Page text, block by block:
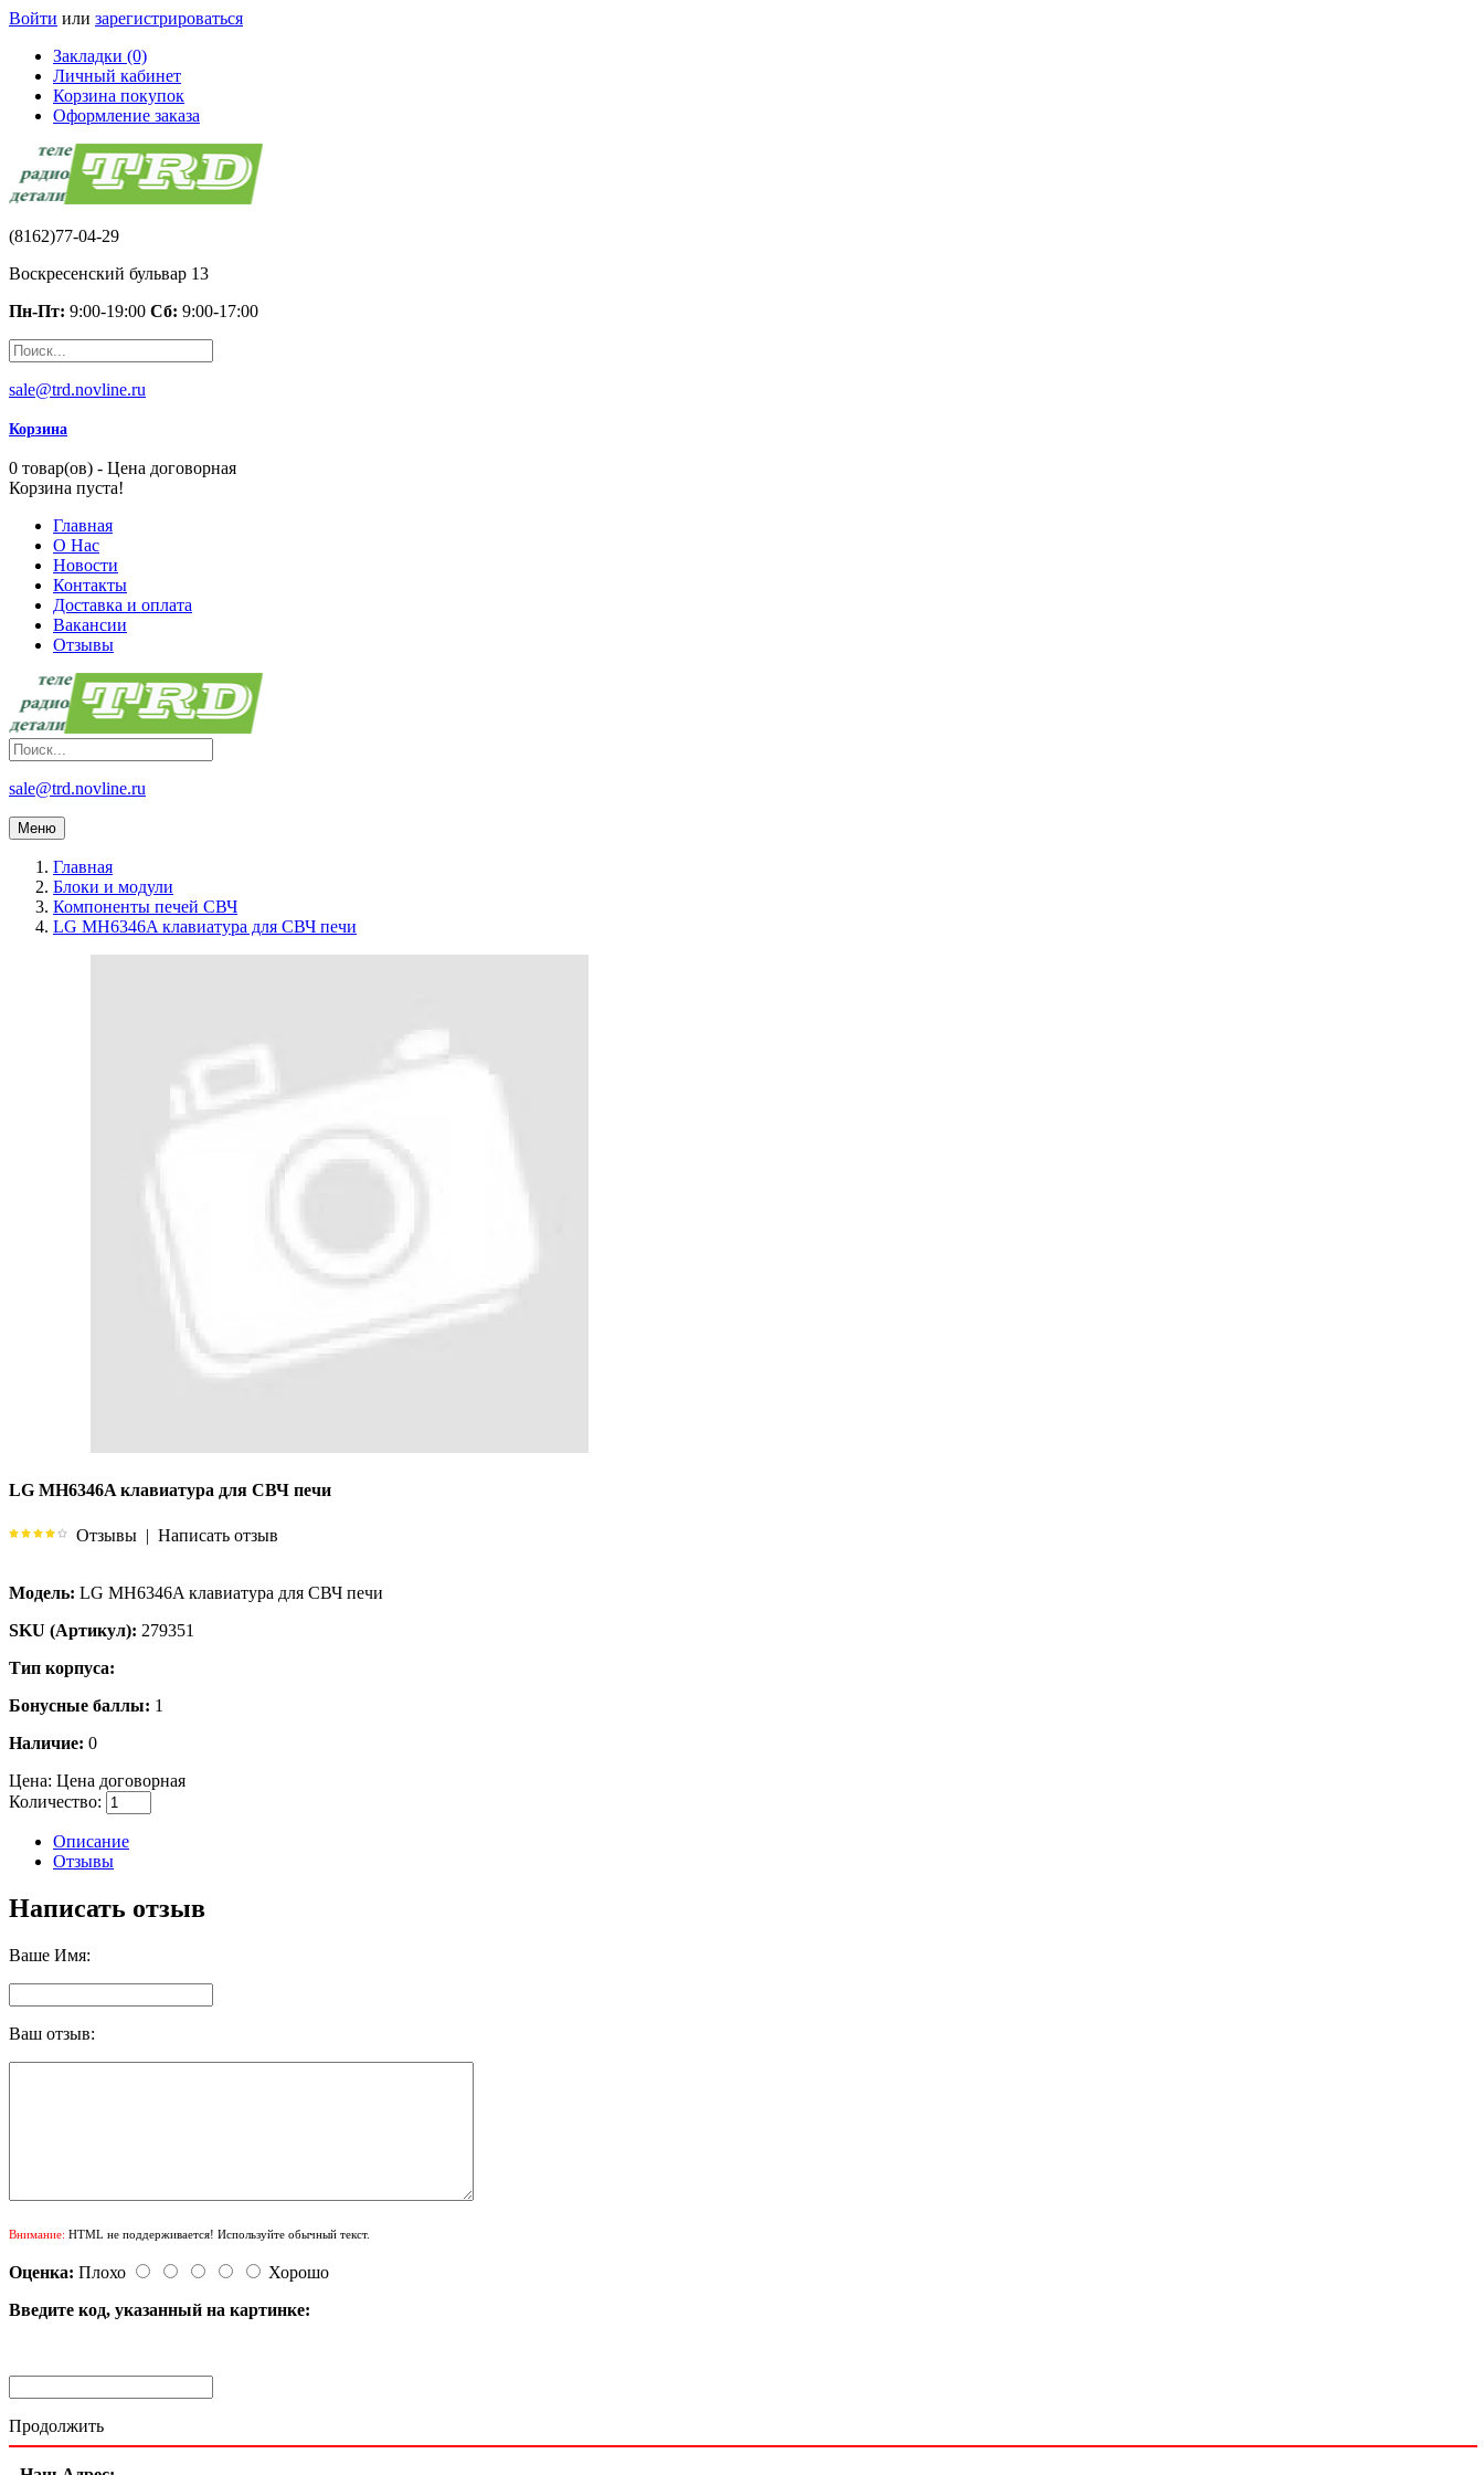
Войти или зарегистрироваться
Закладки (0)
Личный кабинет
Корзина покупок
Оформление заказа
(8162)77-04-29
Воскресенский бульвар 13
Пн-Пт: 9:00-19:00 Сб: 9:00-17:00
sale@trd.novline.ru
Корзина
0 товар(ов) - Цена договорная
Корзина пуста!
Главная
О Нас
Новости
Контакты
Доставка и оплата
Вакансии
Отзывы
sale@trd.novline.ru
Меню
Главная
Блоки и модули
Компоненты печей СВЧ
LG MH6346A клавиатура для СВЧ печи
LG MH6346A клавиатура для СВЧ печи
Отзывы | Написать отзыв
Модель: LG MH6346A клавиатура для СВЧ печи
SKU (Артикул): 279351
Тип корпуса:
Бонусные баллы: 1
Наличие: 0
Цена: Цена договорная
Количество:
Описание
Отзывы
Написать отзыв
Ваше Имя:
Ваш отзыв:
Внимание: HTML не поддерживается! Используйте обычный текст.
Оценка: Плохо
Хорошо
Введите код, указанный на картинке:
Продолжить